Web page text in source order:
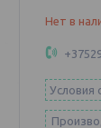
Нет в
Условия